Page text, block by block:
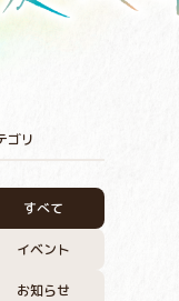
ゴリ
すべて
イベント
お知らせ